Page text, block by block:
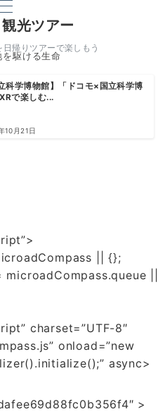
光ツアー
帰りツアーで楽しもう
を駆ける生命
科学博物館】「ドコモ×国立科学博
で楽しむ...
10月21日
|| {};
||
charset=”UTF-8″
onload=”new
async>
>